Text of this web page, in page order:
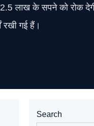
लाख के सपने को रोक
गई हैं।
Search